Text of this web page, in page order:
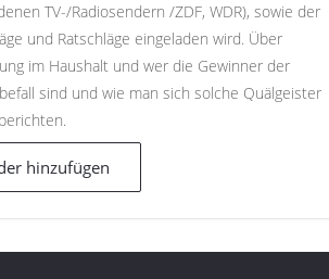
TV-/Radiosendern /ZDF, WDR), sowie der
und Ratschläge eingeladen wird. Über
im Haushalt und wer die Gewinner der
sind und wie man sich solche Quälgeister
hinzufügen